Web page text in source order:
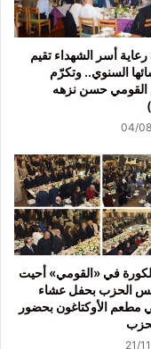
أسر الشهداء تقيم
السنوي.. وتكرّم
القومي حسن نزهه
04/
في «القومي» أحيت
الحزب بحفل عشاء
الأوكتاغون بحضور
21/